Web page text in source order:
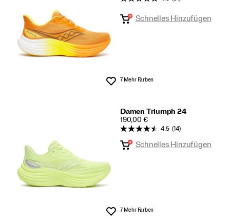
Wunschliste
Schnelles Hinzufügen
7 Mehr Farben
Damen Triumph 24
PRICE
190,00 €
Wunschliste
4.5 (14)
Schnelles Hinzufügen
7 Mehr Farben